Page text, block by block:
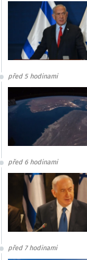
před 5 hodinami
před 6 hodinami
před 7 hodinami